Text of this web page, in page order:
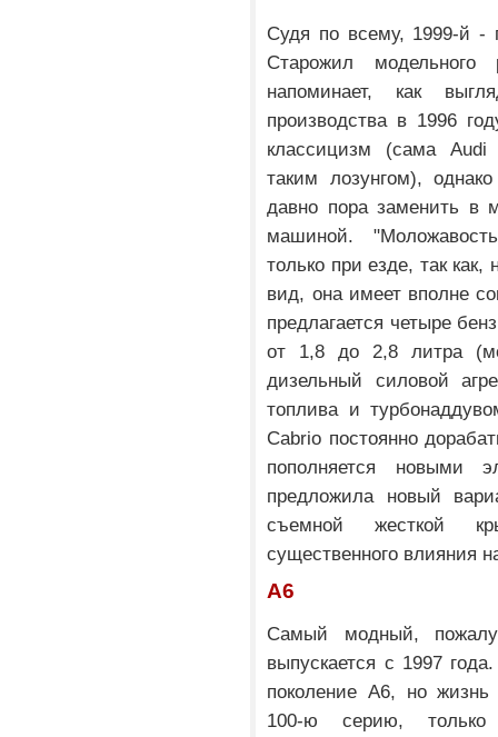
Судя по всему, 1999-й -
Старожил
напоминает, как
производства в 1996
классицизм (сама
таким лозунгом),
давно пора заменить в
машиной.
только при езде, так
вид, она имеет вполне
предлагается четыре
от 1,8 до 2,8 литра
дизельный силовой
топлива и
Cabrio постоянно
пополняется новыми
предложила новый
съемной жесткой
существенного влияния
A6
Самый модный,
выпускается с 1997
поколение A6, но
100-ю серию,